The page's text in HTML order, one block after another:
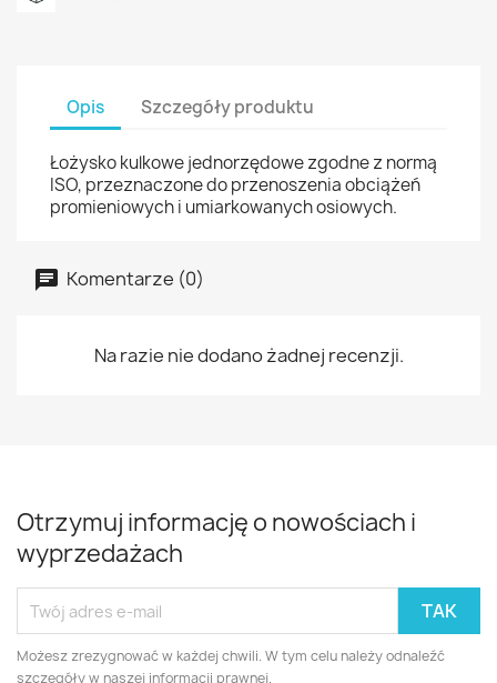
Opis Szczegóły produktu
Łożysko kulkowe jednorzędowe zgodne z normą
ISO, przeznaczone do przenoszenia obciążeń
promieniowych i umiarkowanych osiowych.
Komentarze (0)
Na razie nie dodano żadnej recenzji.
Otrzymuj informację o nowościach i
wyprzedażach
Możesz zrezygnować w każdej chwili. W tym celu należy odnaleźć
szczegóły w naszej informacji prawnej.